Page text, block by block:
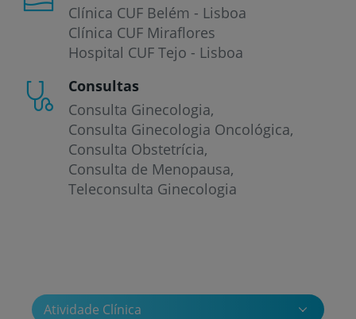
Clínica CUF Belém - Lisboa
Clínica CUF Miraflores
Hospital CUF Tejo - Lisboa
Consultas
Consulta Ginecologia
Consulta Ginecologia Oncológica
Consulta Obstetrícia
Consulta de Menopausa
Teleconsulta Ginecologia
Atividade Clínica